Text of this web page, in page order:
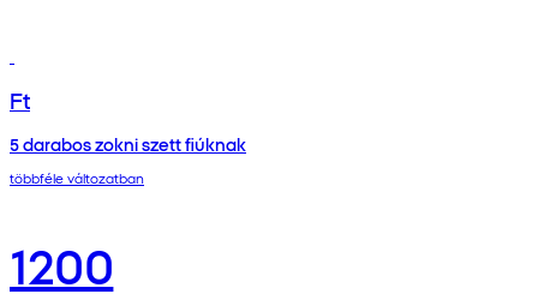
Ft
5 darabos zokni szett fiúknak
többféle változatban
1200